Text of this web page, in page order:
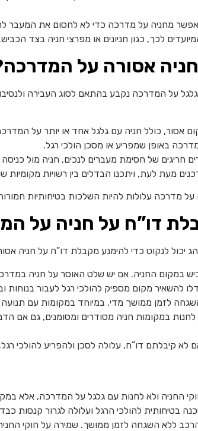
מחניה על מדרכה כדי לא לחסום את המעבר
לכך, כגון חניונים או מפרצי חניה בצד הכביש.
אסורה על
על המדרכה נקבע בהתאם לסוג העבירה
אסור, כולל חניה עם גלגל אחד או יותר על
באופן שמפריע או מסכן הולכי רגל.
חריגים של חסימת מעברים לנכים, חניה מול כניסה
מעת לעת, ויתכנו הבדלים בין רשויות מקומיות
מדרכה עלולות להיות השלכות בטיחותיות
דו”ח על חניה על
יכול לנקוט כדי להימנע מקבלת דו”ח על חניה
במקום החניה. אם יש שלט האוסר על חניה
להשאיר מקום מספיק להולכי רגל לעבור
לזמן ממושך מדי, במיוחד במקומות עם תנועה
במקומות חניה מסודרים ומסומנים, גם אם
לא קיבלתם דו”ח, עלולה לסכן ולהפריע להולכי
החניה ולא לחנות עם גלגל על המדרכה, אלא
בטיחותית להולכי הרגל ועלולה לגרור קנסות
ללא השגחה לזמן ממושך. שמירה על חוקי